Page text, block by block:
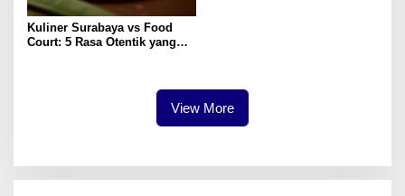
Kuliner Surabaya vs Food
Court: 5 Rasa Otentik yang
View More